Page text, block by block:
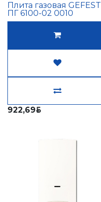
Плита газовая GEFEST
ПГ 6100-02 0010
922,69